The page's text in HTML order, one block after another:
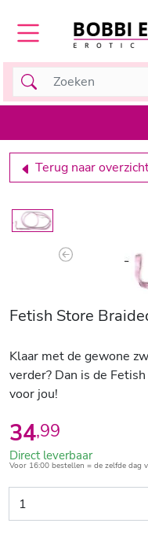
Terug naar
Previous
Fetish Store
Klaar met de gewone
verder? Dan is de
voor jou!
34,99
Direct leverbaar
Voor 16:00 bestellen = de zelfde dag